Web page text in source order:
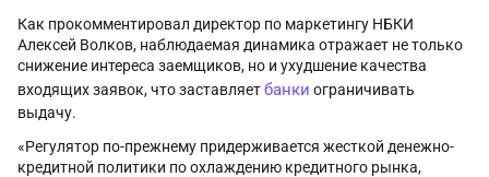
Как прокомментировал директор по маркетингу НБКИ
Алексей Волков, наблюдаемая динамика отражает не только
снижение интереса заемщиков, но и ухудшение качества
входящих заявок, что заставляетбанки ограничивать
выдачу.
«Регулятор по-прежнему придерживается жесткой денежно-
кредитной политики по охлаждению кредитного рынка,